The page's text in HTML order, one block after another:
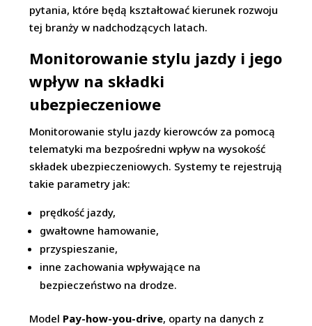
pytania, które będą kształtować kierunek rozwoju
tej branży w nadchodzących latach.
Monitorowanie stylu jazdy i jego
wpływ na składki
ubezpieczeniowe
Monitorowanie stylu jazdy kierowców za pomocą
telematyki ma bezpośredni wpływ na wysokość
składek ubezpieczeniowych. Systemy te rejestrują
takie parametry jak:
prędkość jazdy,
gwałtowne hamowanie,
przyspieszanie,
inne zachowania wpływające na
bezpieczeństwo na drodze.
Model Pay-how-you-drive, oparty na danych z